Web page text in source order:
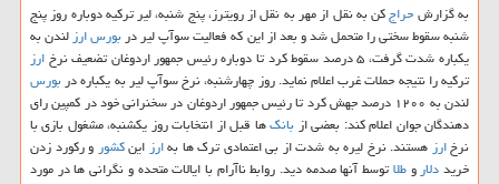
به گزارشحراجكن به نقل از مهر به نقل از رویترز، پنج شنبه، لیر تركیه دوباره روز پنج
شنبه سقوط سختی را متحمل شد و بعد از این كه فعالیت سوآپ لیر دربورسارزلندن به
یكباره شدت گرفت، ۵ درصد سقوط كرد تا دوباره رئیس جمهور اردوغان تضعیف نرخ
ارز
تركیه را نتیجه حملات غرب اعلام نماید. روز چهارشنبه، نرخ سوآپ لیر به یكباره دربورس
لندن به ۱۲۰۰ درصد جهش كرد تا رئیس جمهور اردوغان در سخنرانی خود در كمپین رای
دهندگان جوان اعلام كند: بعضی ازبانكها قبل از انتخابات روز یكشنبه، مشغول بازی با
نرخارزهستند. نرخ لیره به شدت از بی اعتمادی ترك ها بهارزاینكشورو ركورد زدن
خریددلاروطلاتوسط آنها صدمه دید. روابط ناآرام با ایالات متحده و نگرانی ها در مورد